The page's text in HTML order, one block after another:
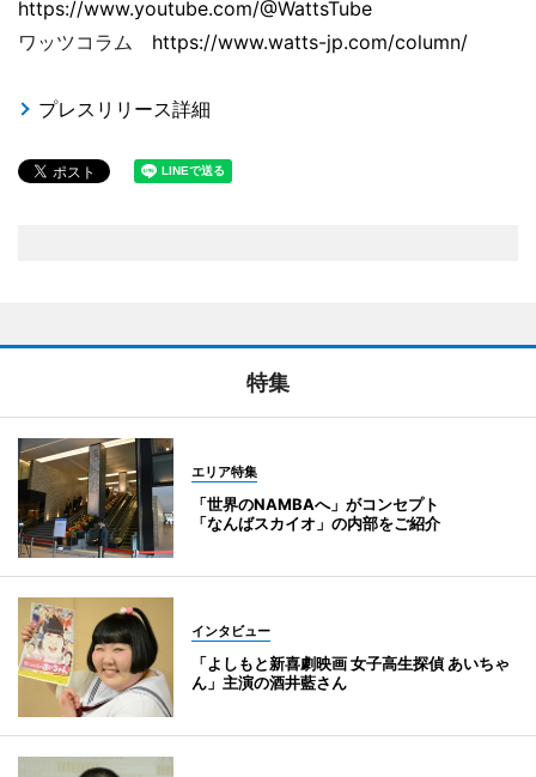
https://www.youtube.com/@WattsTube
ワッツコラム https://www.watts-jp.com/column/
プレスリリース詳細
特集
エリア特集
「世界のNAMBAへ」がコンセプト
「なんばスカイオ」の内部をご紹介
インタビュー
「よしもと新喜劇映画 女子高生探偵 あいちゃ
ん」主演の酒井藍さん